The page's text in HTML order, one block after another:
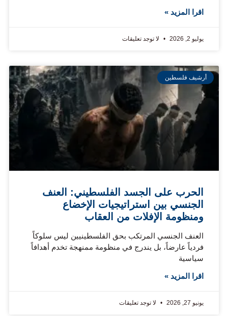
اقرا المزيد »
يوليو 2, 2026 لا توجد تعليقات
أرشيف فلسطين
الحرب على الجسد الفلسطيني: العنف
الجنسي بين استراتيجيات الإخضاع
ومنظومة الإفلات من العقاب
العنف الجنسي المرتكب بحق الفلسطينيين ليس سلوكاً
فردياً عارضاً، بل يندرج في منظومة ممنهجة تخدم أهدافاً
سياسية
اقرا المزيد »
يونيو 27, 2026 لا توجد تعليقات